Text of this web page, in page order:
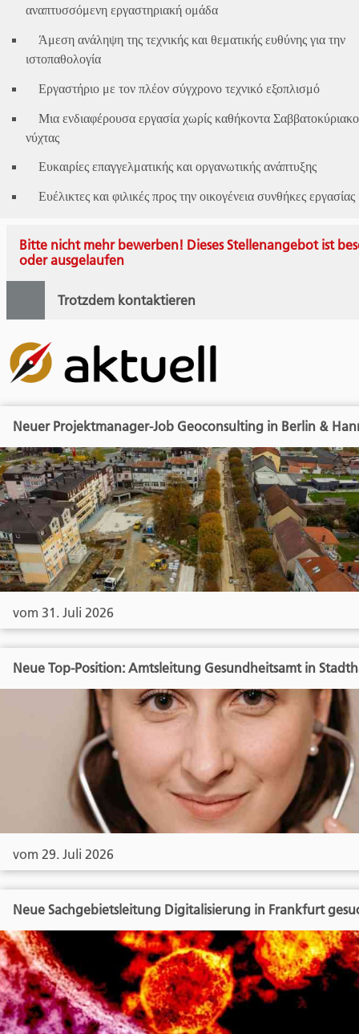
αναπτυσσόμενη εργαστηριακή ομάδα
Άμεση ανάληψη της τεχνικής και θεματικής ευθύνης για την
ιστοπαθολογία
Εργαστήριο με τον πλέον σύγχρονο τεχνικό εξοπλισμό
Μια ενδιαφέρουσα εργασία χωρίς καθήκοντα
νύχτας
Ευκαιρίες επαγγελματικής και οργανωτικής ανάπτυξης
Ευέλικτες και φιλικές προς την οικογένεια συνθήκες εργασίας
Bitte nicht mehr bewerben! Dieses Stellenangebot ist
oder ausgelaufen
Trotzdem kontaktieren
Neuer Projektmanager-Job Geoconsulting in Berlin &
vom 31. Juli 2026
Neue Top-Position: Amtsleitung Gesundheitsamt in
vom 29. Juli 2026
Neue Sachgebietsleitung Digitalisierung in Frankfurt